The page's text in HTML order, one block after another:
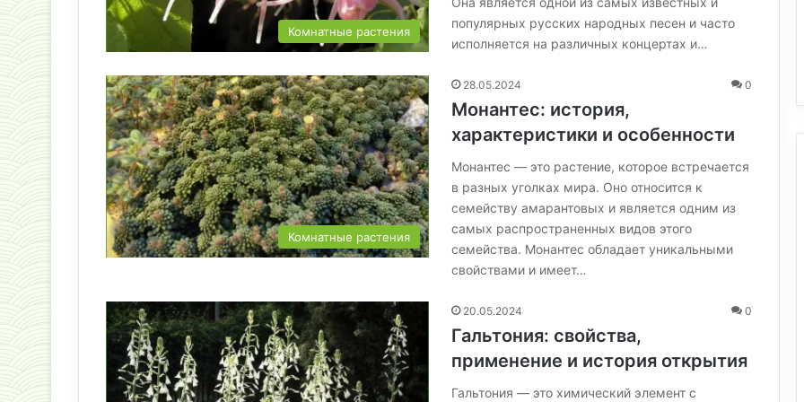
Комнатные растения
популярных русских народных песен и часто
исполняется на различных концертах и…
Комнатные растения
28.05.2024 0
Монантес: история,
характеристики и особенности
Монантес — это растение, которое встречается
в разных уголках мира. Оно относится к
семейству амарантовых и является одним из
самых распространенных видов этого
семейства. Монантес обладает уникальными
свойствами и имеет…
20.05.2024 0
Гальтония: свойства,
применение и история открытия
Гальтония — это химический элемент с